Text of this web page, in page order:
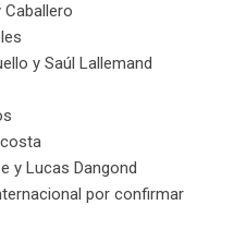
Caballero
y Saúl Lallemand
y Lucas Dangond
por confirmar